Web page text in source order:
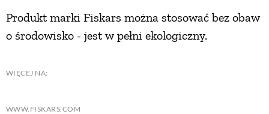
Produkt marki Fiskars można stosować bez obaw
o środowisko - jest w pełni ekologiczny.
WIĘCEJ NA:
WWW.FISKARS.COM